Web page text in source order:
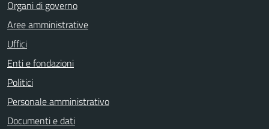
Organi di governo
Aree amministrative
Uffici
Enti e fondazioni
Politici
Personale amministrativo
Documenti e dati